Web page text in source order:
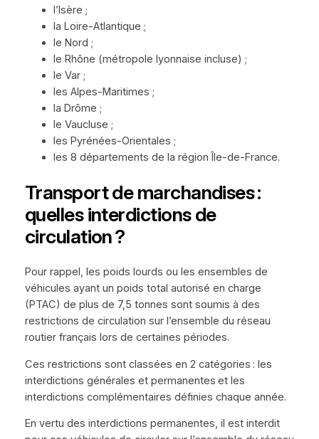
l’Isère ;
la Loire-Atlantique ;
le Nord ;
le Rhône (métropole lyonnaise incluse) ;
le Var ;
les Alpes-Maritimes ;
la Drôme ;
le Vaucluse ;
les Pyrénées-Orientales ;
les 8 départements de la région Île-de-France.
Transport de marchandises :
quelles interdictions de
circulation ?
Pour rappel, les poids lourds ou les ensembles de
véhicules ayant un poids total autorisé en charge
(PTAC) de plus de 7,5 tonnes sont soumis à des
restrictions de circulation sur l’ensemble du réseau
routier français lors de certaines périodes.
Ces restrictions sont classées en 2 catégories : les
interdictions générales et permanentes et les
interdictions complémentaires définies chaque année.
En vertu des interdictions permanentes, il est interdit